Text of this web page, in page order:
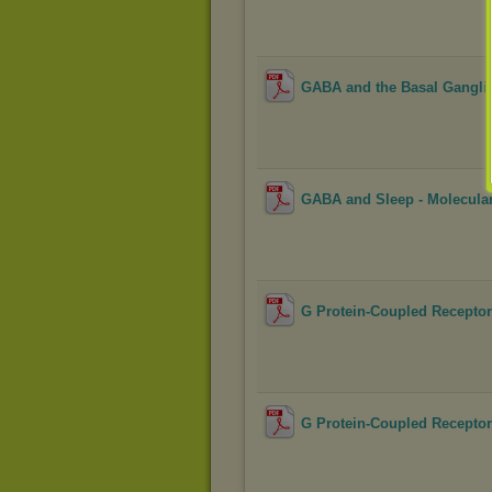
GABA and the Basal
GABA and Sleep -
G Protein-Coupled
G Protein-Coupled